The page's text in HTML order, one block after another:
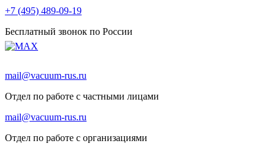
+7 (495) 489-09-19
Бесплатный звонок по России
mail@vacuum-rus.ru
Отдел по работе с частными лицами
mail@vacuum-rus.ru
Отдел по работе с организациями